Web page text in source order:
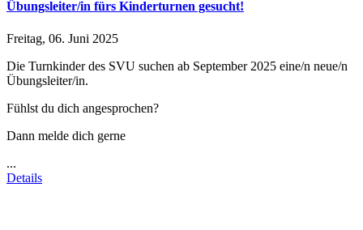
Übungsleiter/in fürs Kinderturnen gesucht!
Freitag, 06. Juni 2025
Die Turnkinder des SVU suchen ab September 2025 eine/n neue/n
Übungsleiter/in.
Fühlst du dich angesprochen?
Dann melde dich gerne
...
Details